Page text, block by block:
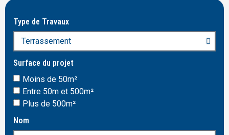
Type de Travaux
Surface du projet
Moins de 50m²
Entre 50m et 500m²
Plus de 500m²
Nom